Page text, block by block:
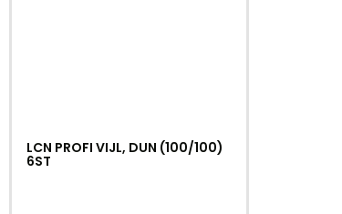
LCN PROFI VIJL, DUN (100/100)
6ST